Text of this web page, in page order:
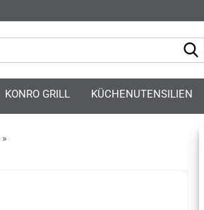
KONRO GRILL KÜCHENUTENSILIEN
»